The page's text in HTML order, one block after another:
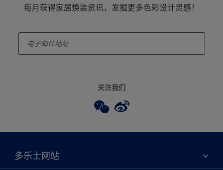
每月获得家居焕装资讯，发掘更多色彩设计灵感！
关注我们
多乐士网站